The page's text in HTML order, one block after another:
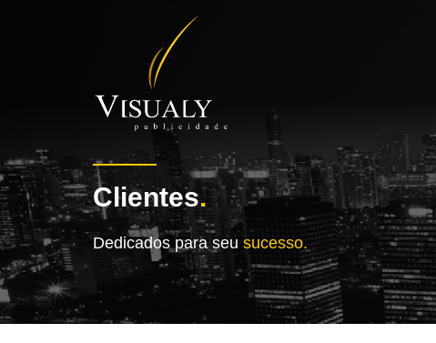
Clientes.
Dedicados para seu sucesso.